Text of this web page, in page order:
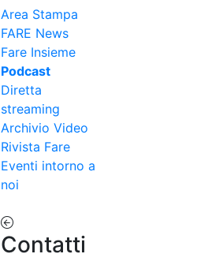
Area Stampa
FARE News
Fare Insieme
Podcast
Diretta
streaming
Archivio Video
Rivista Fare
Eventi intorno a
noi
Contatti